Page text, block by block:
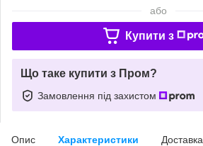
або
Купити з
Що таке купити з Пром?
Замовлення під захистом
Опис Характеристики Доставка